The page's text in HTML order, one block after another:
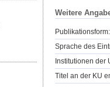
Weitere
Publikationsform:
Sprache des
Institutionen der
Titel an der KU